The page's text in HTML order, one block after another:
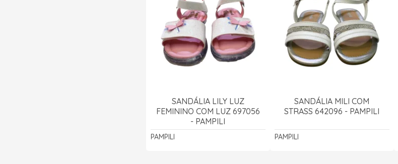
SANDÁLIA LILY LUZ
FEMININO COM LUZ 697056
- PAMPILI
PAMPILI
SANDÁLIA MILI COM
STRASS 642096 - PAMPILI
PAMPILI